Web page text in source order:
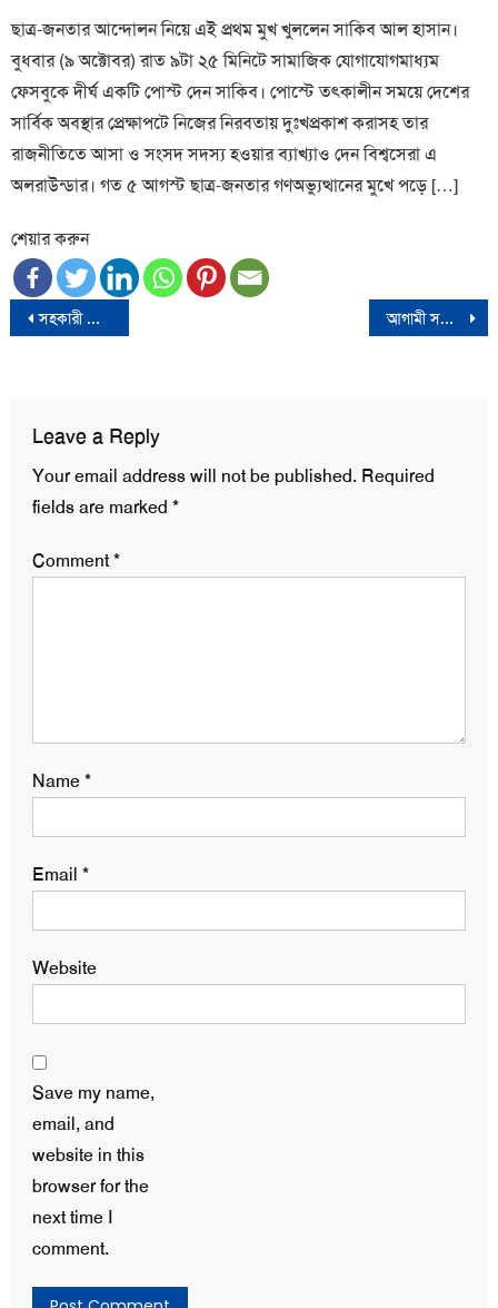
ছাত্র-জনতার আন্দোলন নিয়ে এই প্রথম মুখ খুললেন সাকিব আল হাসান।
বুধবার (৯ অক্টোবর) রাত ৯টা ২৫ মিনিটে সামাজিক যোগাযোগমাধ্যম
ফেসবুকে দীর্ঘ একটি পোস্ট দেন সাকিব। পোস্টে তৎকালীন সময়ে দেশের
সার্বিক অবস্থার প্রেক্ষাপটে নিজের নিরবতায় দুঃখপ্রকাশ করাসহ তার
রাজনীতিতে আসা ও সংসদ সদস্য হওয়ার ব্যাখ্যাও দেন বিশ্বসেরা এ
অলরাউন্ডার। গত ৫ আগস্ট ছাত্র-জনতার গণঅভ্যুত্থানের মুখে পড়ে […]
শেয়ার করুন
Post
সহকারী শিক্ষক নিয়োগে প্রথম ধাপের চূড়ান্ত ফল প্রকাশ আগামী সপ্তাহেই গাজায় যুদ্ধবিরতি আসবে- বাইডেন
Leave a Reply
Your email address will not be published. Required
fields are marked *
Comment*
Name*
Email *
Website
Save my name,
email, and
website in this
browser for the
next time I
comment.